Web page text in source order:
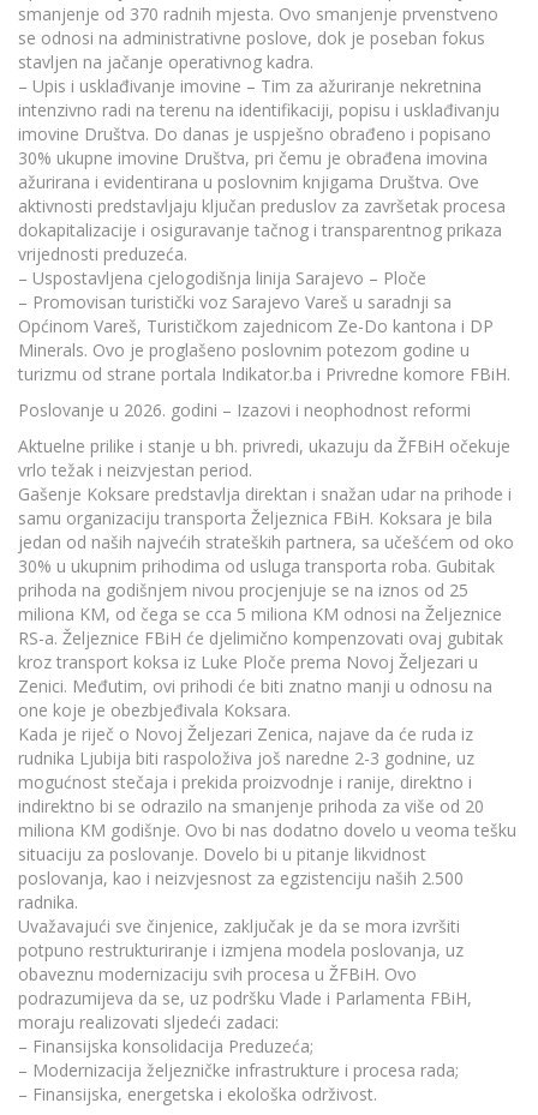
smanjenje od 370 radnih mjesta. Ovo smanjenje prvenstveno
se odnosi na administrativne poslove, dok je poseban fokus
stavljen na jačanje operativnog kadra.
– Upis i usklađivanje imovine – Tim za ažuriranje nekretnina
intenzivno radi na terenu na identifikaciji, popisu i usklađivanju
imovine Društva. Do danas je uspješno obrađeno i popisano
30% ukupne imovine Društva, pri čemu je obrađena imovina
ažurirana i evidentirana u poslovnim knjigama Društva. Ove
aktivnosti predstavljaju ključan preduslov za završetak procesa
dokapitalizacije i osiguravanje tačnog i transparentnog prikaza
vrijednosti preduzeća.
– Uspostavljena cjelogodišnja linija Sarajevo – Ploče
– Promovisan turistički voz Sarajevo Vareš u saradnji sa
Općinom Vareš, Turističkom zajednicom Ze-Do kantona i DP
Minerals. Ovo je proglašeno poslovnim potezom godine u
turizmu od strane portala Indikator.ba i Privredne komore FBiH.
Poslovanje u 2026. godini – Izazovi i neophodnost reformi
Aktuelne prilike i stanje u bh. privredi, ukazuju da ŽFBiH očekuje
vrlo težak i neizvjestan period.
Gašenje Koksare predstavlja direktan i snažan udar na prihode i
samu organizaciju transporta Željeznica FBiH. Koksara je bila
jedan od naših najvećih strateških partnera, sa učešćem od oko
30% u ukupnim prihodima od usluga transporta roba. Gubitak
prihoda na godišnjem nivou procjenjuje se na iznos od 25
miliona KM, od čega se cca 5 miliona KM odnosi na Željeznice
RS-a. Željeznice FBiH će djelimično kompenzovati ovaj gubitak
kroz transport koksa iz Luke Ploče prema Novoj Željezari u
Zenici. Međutim, ovi prihodi će biti znatno manji u odnosu na
one koje je obezbjeđivala Koksara.
Kada je riječ o Novoj Željezari Zenica, najave da će ruda iz
rudnika Ljubija biti raspoloživa još naredne 2-3 godnine, uz
mogućnost stečaja i prekida proizvodnje i ranije, direktno i
indirektno bi se odrazilo na smanjenje prihoda za više od 20
miliona KM godišnje. Ovo bi nas dodatno dovelo u veoma tešku
situaciju za poslovanje. Dovelo bi u pitanje likvidnost
poslovanja, kao i neizvjesnost za egzistenciju naših 2.500
radnika.
Uvažavajući sve činjenice, zaključak je da se mora izvršiti
potpuno restrukturiranje i izmjena modela poslovanja, uz
obaveznu modernizaciju svih procesa u ŽFBiH. Ovo
podrazumijeva da se, uz podršku Vlade i Parlamenta FBiH,
moraju realizovati sljedeći zadaci:
– Finansijska konsolidacija Preduzeća;
– Modernizacija željezničke infrastrukture i procesa rada;
– Finansijska, energetska i ekološka održivost.